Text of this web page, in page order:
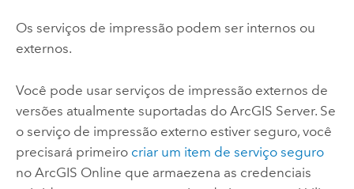
Os serviços de impressão podem ser internos ou
externos.
Você pode usar serviços de impressão externos de
versões atualmente suportadas do ArcGIS Server. Se
o serviço de impressão externo estiver seguro, você
precisará primeiro criar um item de serviço seguro
no ArcGIS Online que armaezena as credenciais